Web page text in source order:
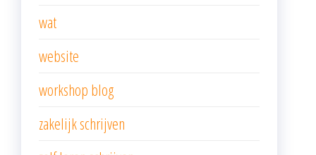
wat
website
workshop blog
zakelijk schrijven